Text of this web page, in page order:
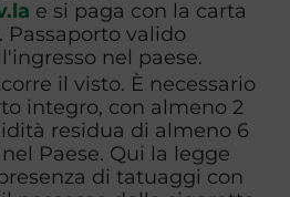
e si paga con la carta
valido
nel paese.
il visto. È necessario
integro, con almeno 2
residua di almeno 6
Paese. Qui la legge
di tatuaggi con